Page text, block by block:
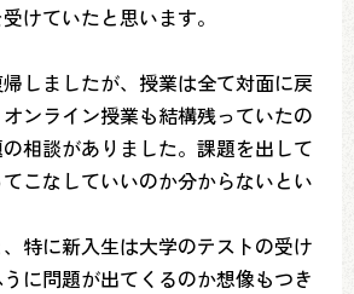
けていたと思います。
しましたが、授業は全て対面に戻
ンライン授業も結構残っていたの
相談がありました。課題を出して
こなしていいのか分からないとい
特に新入生は大学のテストの受け
に問題が出てくるのか想像もつき